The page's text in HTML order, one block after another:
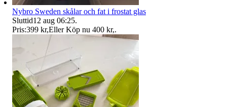
Nybro Sweden skålar och fat i frostat glas
Sluttid12 aug 06:25.
Pris:399 kr,Eller Köp nu 400 kr,.